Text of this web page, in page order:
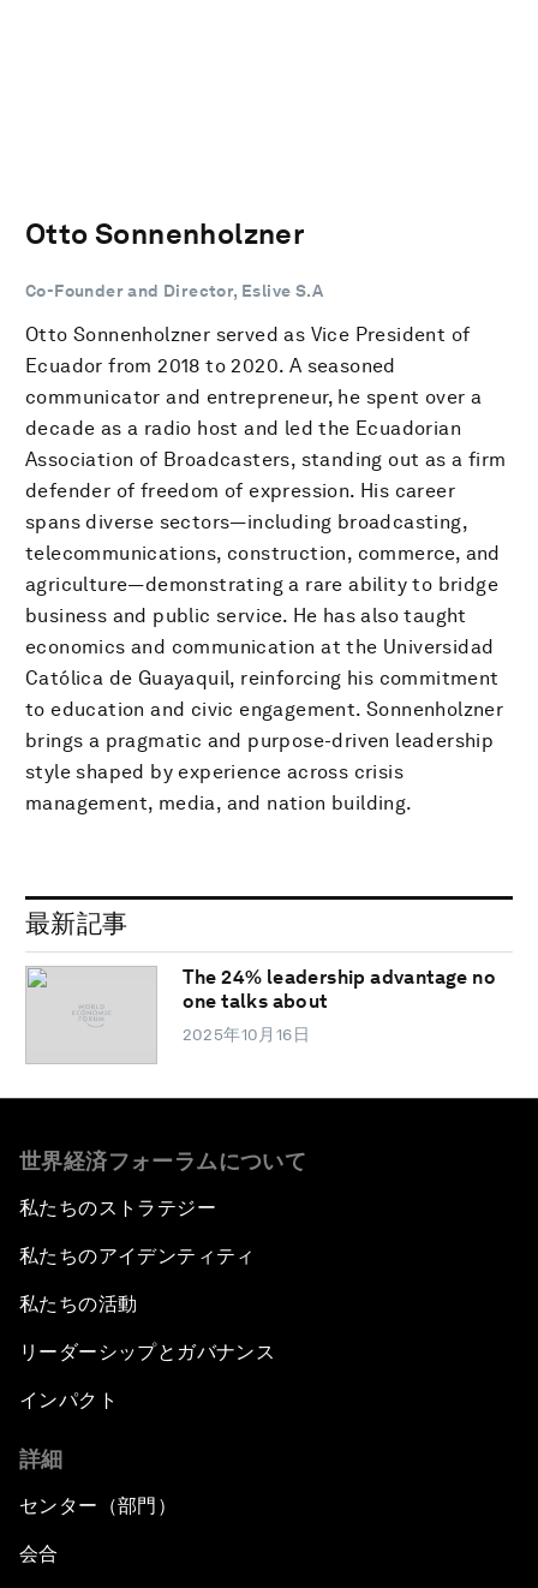
Otto Sonnenholzner
Co-Founder and Director, Eslive S.A
Otto Sonnenholzner served as Vice President of
Ecuador from 2018 to 2020. A seasoned
communicator and entrepreneur, he spent over a
decade as a radio host and led the Ecuadorian
Association of Broadcasters, standing out as a firm
defender of freedom of expression. His career
spans diverse sectors—including broadcasting,
telecommunications, construction, commerce, and
agriculture—demonstrating a rare ability to bridge
business and public service. He has also taught
economics and communication at the Universidad
Católica de Guayaquil, reinforcing his commitment
to education and civic engagement. Sonnenholzner
brings a pragmatic and purpose-driven leadership
style shaped by experience across crisis
management, media, and nation building.
最新記事
The 24% leadership advantage no
one talks about
2025年10月16日
世界経済フォーラムについて
私たちのストラテジー
私たちのアイデンティティ
私たちの活動
リーダーシップとガバナンス
インパクト
詳細
センター（部門）
会合